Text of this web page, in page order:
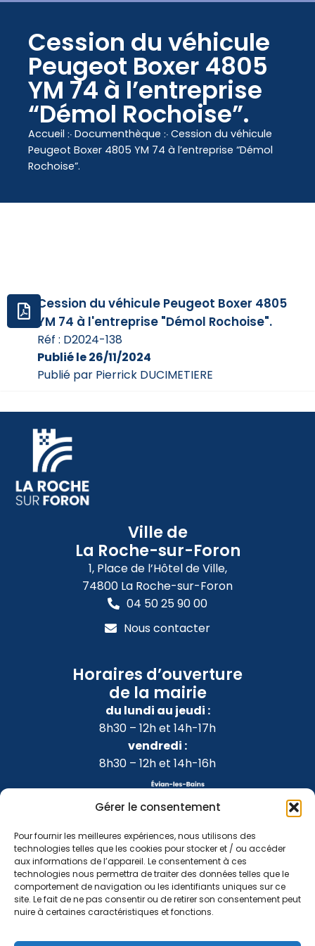
Gérer le consentement
Pour fournir les meilleures expériences, nous utilisons des
technologies telles que les cookies pour stocker et / ou accéder
aux informations de l’appareil. Le consentement à ces
technologies nous permettra de traiter des données telles que le
comportement de navigation ou les identifiants uniques sur ce
site. Le fait de ne pas consentir ou de retirer son consentement peut
nuire à certaines caractéristiques et fonctions.
Cession du véhicule
Peugeot Boxer 4805
YM 74 à l’entreprise
“Démol Rochoise”.
Accueil ჻ Documenthèque ჻ Cession du véhicule
Peugeot Boxer 4805 YM 74 à l’entreprise “Démol
Rochoise”.
Cession du véhicule Peugeot Boxer 4805
YM 74 à l'entreprise "Démol Rochoise".
Réf : D2024-138
Publié le 26/11/2024
Publié par Pierrick DUCIMETIERE
Ville de
La Roche-sur-Foron
1, Place de l’Hôtel de Ville,
74800 La Roche-sur-Foron
04 50 25 90 00
Nous contacter
Horaires d’ouverture
de la mairie
du lundi au jeudi :
8h30 – 12h et 14h-17h
vendredi :
8h30 – 12h et 14h-16h